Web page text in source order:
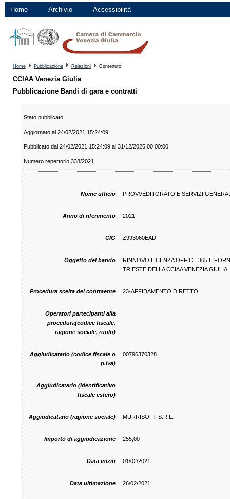
Home Archivio Accessibilità
Home Pubblicazione Relazioni Contenuto
CCIAA Venezia Giulia
Pubblicazione Bandi di gara e contratti
Stato pubblicato
Aggiornato al 24/02/2021 15:24:09
Pubblicato dal 24/02/2021 15:24:09 al 31/12/2026 00:00:00
Numero repertorio 338/2021
Nome ufficio PROVVEDITORATO E SERVIZI
Anno di riferimento 2021
CIG Z993060EAD
Oggetto del bando
RINNOVO LICENZA OFFICE 365 E
TRIESTE DELLA CCIAA VENEZIA GIULIA
Procedura scelta del contraente 23-AFFIDAMENTO DIRETTO
Operatori partecipanti alla
procedura(codice fiscale,
ragione sociale, ruolo)
Aggiudicatario (codice fiscale o
p.iva)
00796370328
Aggiudicatario (identificativo
fiscale estero)
Aggiudicatario (ragione sociale) MURRISOFT S.R.L.
Importo di aggiudicazione 255,00
Data inizio 01/02/2021
Data ultimazione 26/02/2021